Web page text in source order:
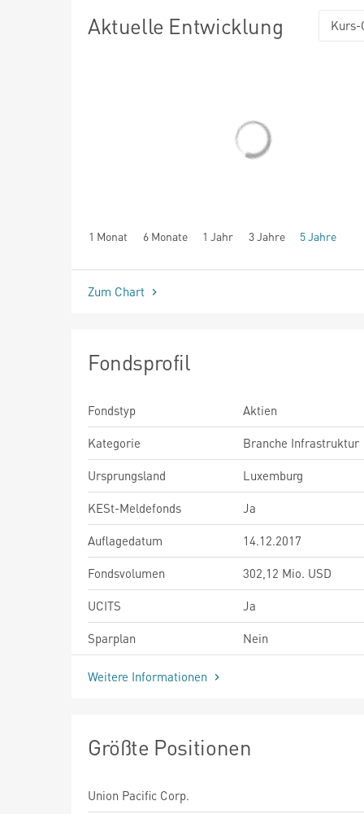
Aktuelle Entwicklung Kurs-
1 Monat 6 Monate 1 Jahr 3 Jahre 5 Jahre
seit Beginn
Zum Chart
Fondsprofil
Fondstyp
Aktien
Kategorie
Branche Infrastruktur
Ursprungsland
Luxemburg
KESt-Meldefonds
Ja
Auflagedatum
14.12.2017
Fondsvolumen
302,12 Mio. USD
UCITS
Ja
Sparplan
Nein
Weitere Informationen
Größte Positionen
Union Pacific Corp.